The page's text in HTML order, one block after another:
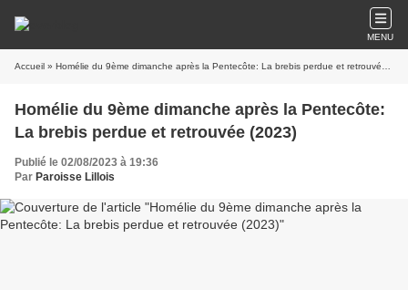
MENU
Accueil » Homélie du 9ème dimanche après la Pentecôte: La brebis perdue et retrouvée (2023)
Homélie du 9ème dimanche après la Pentecôte:
La brebis perdue et retrouvée (2023)
Publié le 02/08/2023 à 19:36
Par Paroisse Lillois